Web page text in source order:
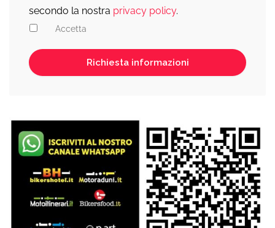
secondo la nostra privacy policy.
Accetta